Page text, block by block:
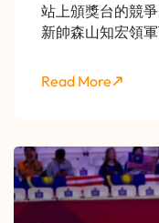
站上頒獎台的競
新帥森山知宏領
Read More